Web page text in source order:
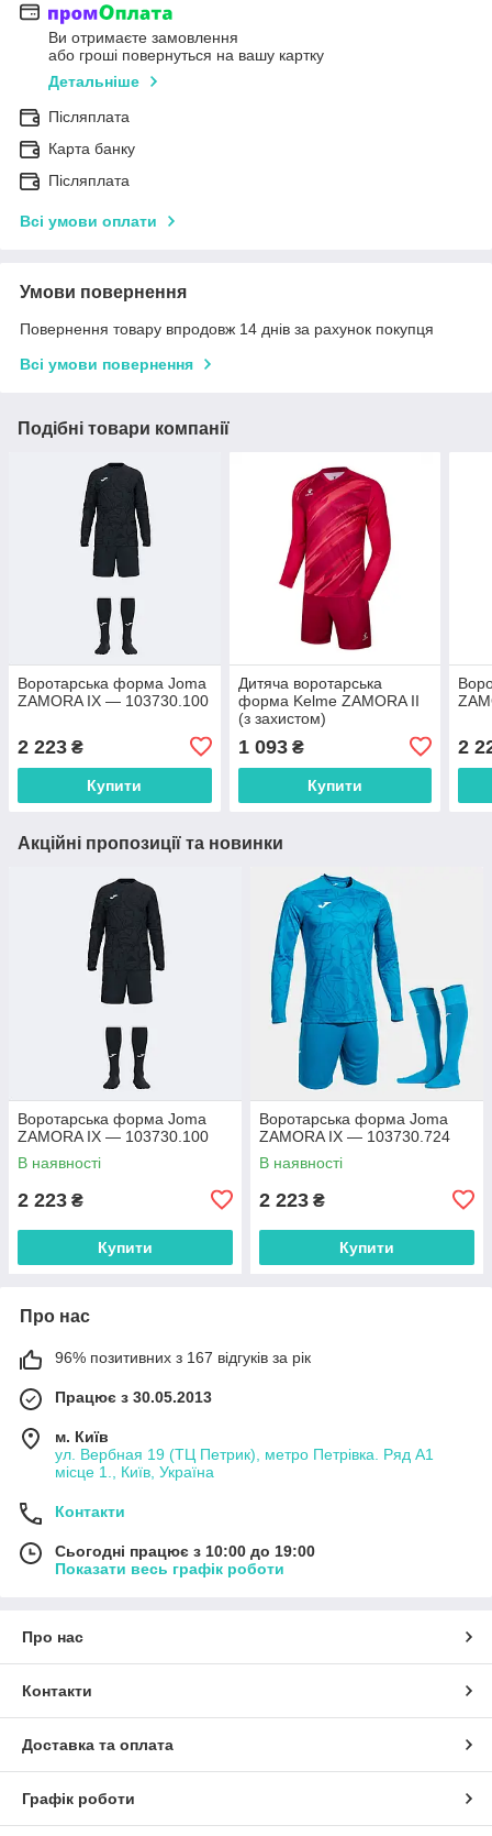
Ви отримаєте замовлення
або гроші повернуться на вашу картку
Детальніше
Післяплата
Карта банку
Післяплата
Всі умови оплати
Умови повернення
Повернення товару впродовж 14 днів за рахунок покупця
Всі умови повернення
Подібні товари компанії
Воротарська форма Joma
ZAMORA IX — 103730.100
2 223 ₴
Купити
Дитяча воротарська
форма Kelme ZAMORA II
(з захистом)
1 093₴
Купити
2
Акційні пропозиції та новинки
Воротарська форма Joma
ZAMORA IX — 103730.100
В наявності
2 223 ₴
Купити
Воротарська форма Joma
ZAMORA IX — 103730.724
В наявності
2 223 ₴
Купити
Про нас
96% позитивних з 167 відгуків за рік
Працює з 30.05.2013
м. Київ
ул. Вербная 19 (ТЦ Петрик), метро Петрівка. Ряд А1
місце 1., Київ, Україна
Контакти
Сьогодні працює з 10:00 до 19:00
Показати весь графік роботи
Про нас
Контакти
Доставка та оплата
Графік роботи